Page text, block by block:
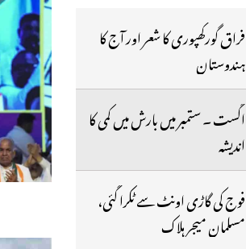
فراق گورکھپوری کا شعر اور آج کا
ہندوستان
اگست ۔ ستمبر میں بارش میں کمی کا
اندیشہ
فوج کی گاڑی اونٹ سے ٹکرا گئی،
مسلمان میجر ہلاک